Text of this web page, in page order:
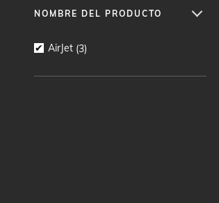
NOMBRE DEL PRODUCTO
AirJet (3)